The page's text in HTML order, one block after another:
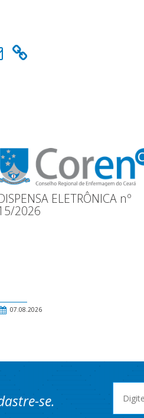
ELETRÔNICA nº
2026
07.08.2026
se.